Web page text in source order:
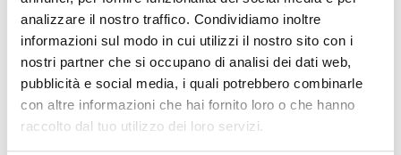
analizzare il nostro traffico. Condividiamo inoltre
informazioni sul modo in cui utilizzi il nostro sito con i
nostri partner che si occupano di analisi dei dati web,
pubblicità e social media, i quali potrebbero combinarle
con altre informazioni che hai fornito loro o che hanno
raccolto dal tuo utilizzo dei loro servizi.
Eccellente resistenza chimica ai solventi più comuni. Bioinerte
e biocompatibile.
Sono codificati per colore secondo gli standard del settore
per una facile identificazione del diametro. Privi di coloranti di
lisciviazione. Pareti interne lisce e diametri interni precisi.
Registrati per i download
Registrati per i download
SDS / Scheda di
Sicurezza
Registrati per i download